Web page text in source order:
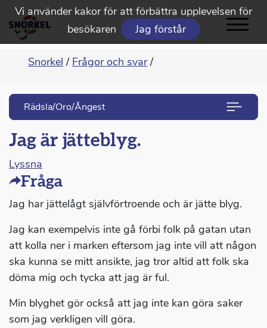
Vi använder kakor för att förbättra upplevelsen för
besökaren
Jag förstår
Snorkel / Frågor och svar /
Rädsla/Oro/Ångest
Jag är jätteblyg.
Lyssna
Fråga
Jag har jättelågt självförtroende och är jätte blyg.
Jag kan exempelvis inte gå förbi folk på gatan utan
att kolla ner i marken eftersom jag inte vill att någon
ska kunna se mitt ansikte, jag tror altid att folk ska
döma mig och tycka att jag är ful.
Min blyghet gör också att jag inte kan göra saker
som jag verkligen vill göra.